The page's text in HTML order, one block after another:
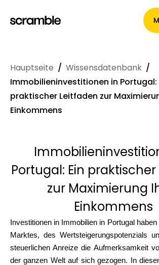
Hauptseite
Hauptseite / Wissensdatenbank /
Immobilieninvestitionen in Portugal:
praktischer Leitfaden zur
Einkommens
Portugal: Ein
zur Maximierung
Einkommens
Investitionen in Immobilien in Portugal
Marktes, des Wertsteigerungspotenzials
steuerlichen Anreize die Aufmerksamkeit
der ganzen Welt auf sich gezogen. In